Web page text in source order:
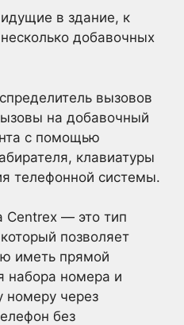
в здание, к
добавочных
вызовов
на добавочный
с помощью
клавиатуры
телефонной системы.
Centrex — это тип
позволяет
иметь прямой
набора номера и
номеру через
без